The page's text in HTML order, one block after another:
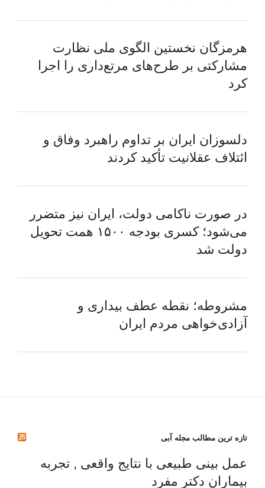
هرمزگان نخستین الگوی ملی نظارت
مشارکتی بر طرح‌های مرتع‌داری را اجرا
کرد
دلسوزان ایران بر تداوم راهبرد وفاق و
ائتلاف عقلانیت تأکید کردند
در صورت ناکامی دولت، ایران نیز متضرر
می‌شود؛ کسری بودجه ۱۵۰۰ همت تحویل
دولت شد
مشروطه؛ نقطه عطف بیداری و
آزادی‌خواهی مردم ایران
تازه ترین مطالب مجله آبی
عمل بینی طبیعی با نتایج واقعی , تجربه
بیماران دکتر مفرد